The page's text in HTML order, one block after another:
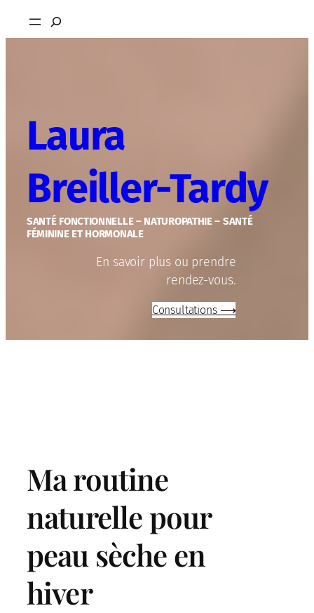
Rechercher
Laura
Breiller-Tardy
SANTÉ FONCTIONNELLE – NATUROPATHIE – SANTÉ
FÉMININE ET HORMONALE
En savoir plus ou prendre
rendez-vous.
Consultations ⟶
Ma routine
naturelle pour
peau sèche en
hiver